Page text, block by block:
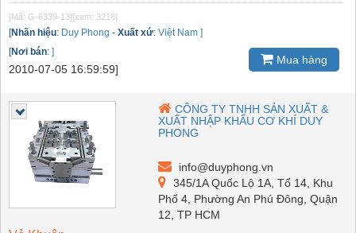
[Mã: G-6339-13][xem: 3218]
[Nhãn hiệu: Duy Phong - Xuất xứ: Việt Nam ]
[Nơi bán: ]
2010-07-05 16:59:59]
Mua hàng
CÔNG TY TNHH SẢN XUẤT &
XUẤT NHẬP KHẨU CƠ KHÍ DUY
PHONG
info@duyphong.vn
345/1A Quốc Lộ 1A, Tổ 14, Khu
Phố 4, Phường An Phú Đông, Quận
12, TP HCM